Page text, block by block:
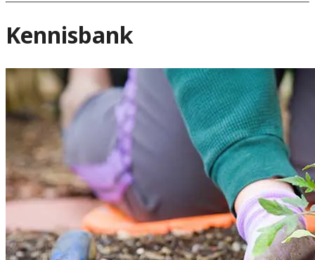
Kennisbank